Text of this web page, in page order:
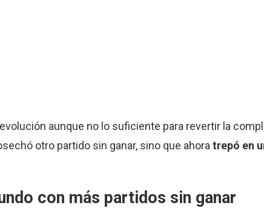
aunque no lo suficiente para revertir la
otro partido sin ganar, sino que ahora trepó en
con más partidos sin ganar